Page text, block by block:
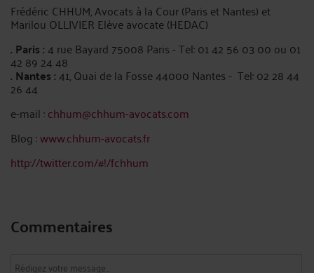
Frédéric CHHUM, Avocats à la Cour (Paris et Nantes) et
Marilou OLLIVIER Elève avocate (HEDAC)
. Paris : 4 rue Bayard 75008 Paris - Tel: 01 42 56 03 00 ou 01
42 89 24 48
. Nantes : 41, Quai de la Fosse 44000 Nantes - Tel: 02 28 44
26 44
e-mail :chhum@chhum-avocats.com
Blog :www.chhum-avocats.fr
http://twitter.com/#!/fchhum
Commentaires